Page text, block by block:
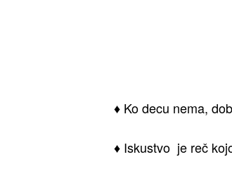
♦ Ko decu nema,
♦ Iskustvo je reč